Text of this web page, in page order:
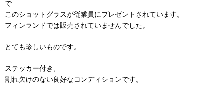
で
このショットグラスが従業員にプレゼントされています。
フィンランドでは販売されていませんでした。
とても珍しいものです。
ステッカー付き。
割れ欠けのない良好なコンディションです。